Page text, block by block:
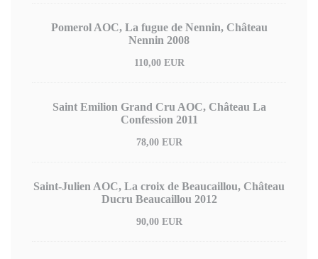
Pomerol AOC, La fugue de Nennin, Château
Nennin 2008
110,00 EUR
Saint Emilion Grand Cru AOC, Château La
Confession 2011
78,00 EUR
Saint-Julien AOC, La croix de Beaucaillou, Château
Ducru Beaucaillou 2012
90,00 EUR